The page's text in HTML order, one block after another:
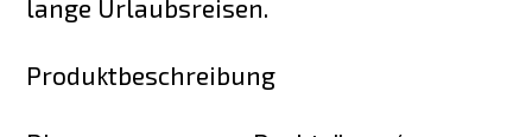
lange Urlaubsreisen.
Produktbeschreibung